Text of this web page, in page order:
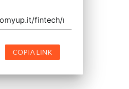
COPIA LINK